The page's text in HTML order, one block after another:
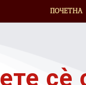
ПОЧЕТНА
сѐ